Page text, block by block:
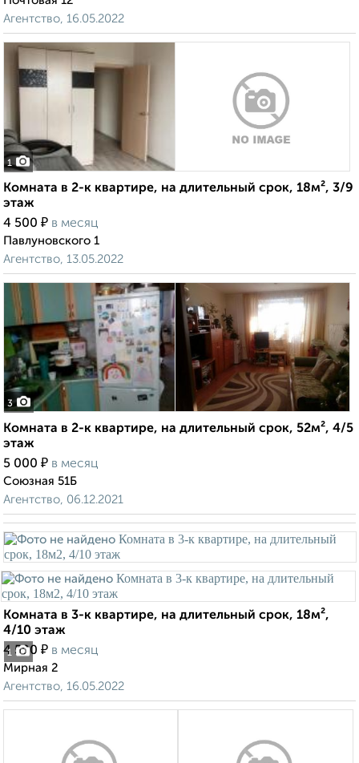
Агентство, 16.05.2022
1
Комната в 2-к квартире, на длительный срок, 18м², 3/9
этаж
4 500 ₽ в месяц
Павлуновского 1
Агентство, 13.05.2022
3
Комната в 2-к квартире, на длительный срок, 52м², 4/5
этаж
5 000 ₽ в месяц
Союзная 51Б
Агентство, 06.12.2021
1
Комната в 3-к квартире, на длительный срок, 18м²,
4/10 этаж
4 500 ₽ в месяц
Мирная 2
Агентство, 16.05.2022